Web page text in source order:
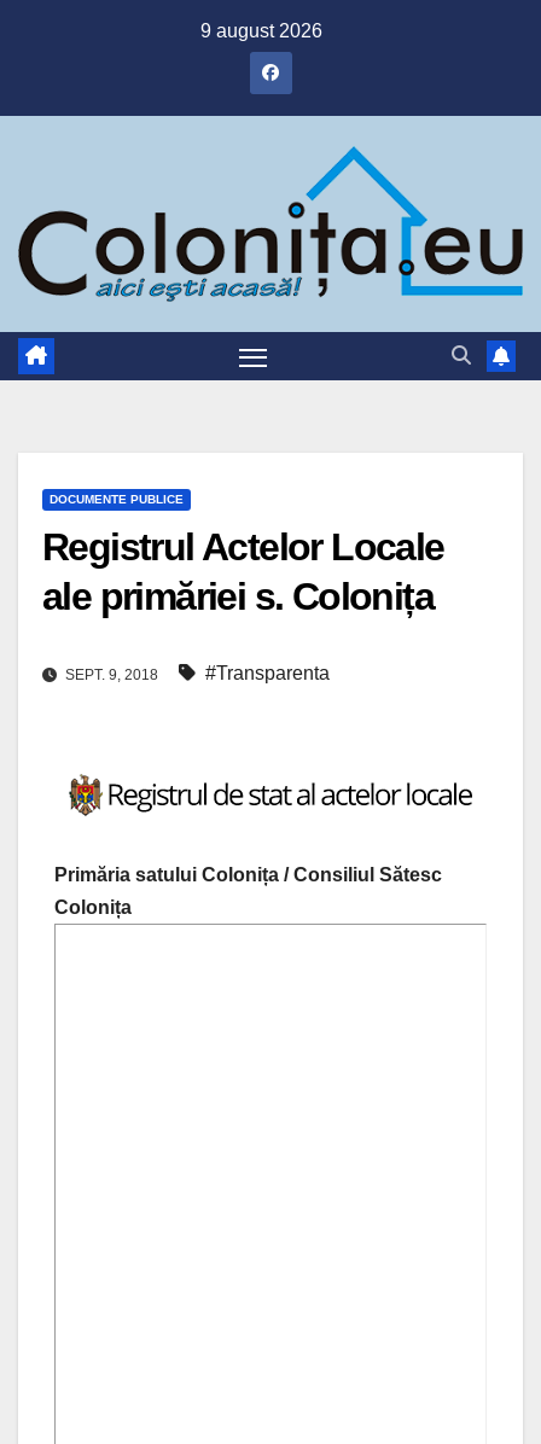
9 august 2026
DOCUMENTE PUBLICE
Registrul Actelor Locale
ale primăriei s. Colonița
SEPT. 9, 2018 #Transparenta
Primăria satului Colonița / Consiliul Sătesc
Colonița